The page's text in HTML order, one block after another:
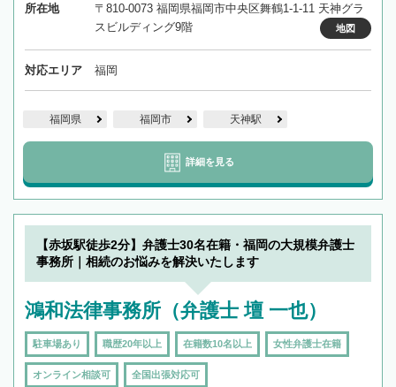
所在地
〒810-0073 福岡県福岡市中央区舞鶴1-1-11 天神グラ
スビルディング9階
地図
対応エリア 福岡
福岡県 福岡市 天神駅
詳細を見る
【赤坂駅徒歩2分】弁護士30名在籍・福岡の大規模弁護士
事務所｜相続のお悩みを解決いたします
鴻和法律事務所（弁護士 壇 一也）
駐車場あり 職歴20年以上 在籍数10名以上 女性弁護士在籍
オンライン相談可 全国出張対応可